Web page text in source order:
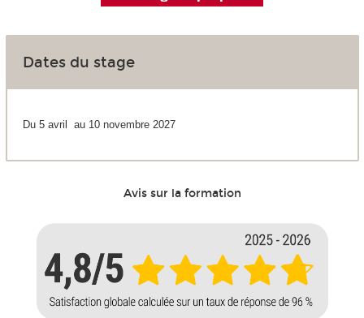
Dates du stage
Du 5 avril au 10 novembre 2027
Avis sur la formation